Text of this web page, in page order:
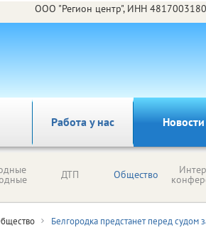
ООО "Регион центр", ИНН 4817003180
Работа у нас Новости
ДТП Общество
Белгородка предстанет перед судом